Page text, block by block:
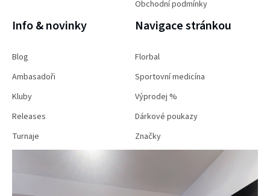
Obchodní podmínky
Info & novinky
Blog
Ambasadoři
Kluby
Releases
Turnaje
Navigace stránkou
Florbal
Sportovní medicína
Výprodej %
Dárkové poukazy
Značky